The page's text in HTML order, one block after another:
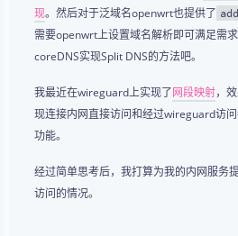
现。然后对于泛域名openwrt也提供了
需要openwrt上设置域名解析即可满足需
coreDNS实现Split DNS的方法吧。
我最近在wireguard上实现了网段映射，
现连接内网直接访问和经过wireguard访
功能。
经过简单思考后，我打算为我的内网服务
访问的情况。